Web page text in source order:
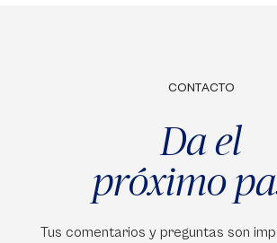
CONTACTO
Da el
próximo
Tus comentarios y preguntas son